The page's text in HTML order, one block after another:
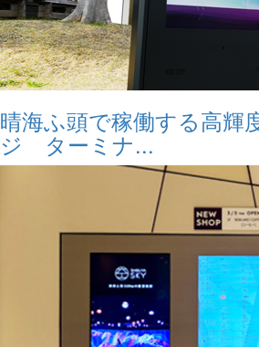
晴海ふ頭で稼働する高輝
ジ ターミナ...